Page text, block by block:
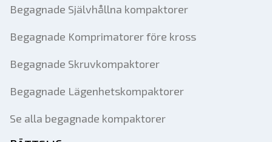
Begagnade Självhållna kompaktorer
Begagnade Komprimatorer före kross
Begagnade Skruvkompaktorer
Begagnade Lägenhetskompaktorer
Se alla begagnade kompaktorer